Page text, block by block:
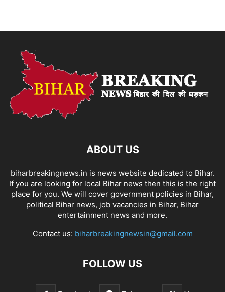
ABOUT US
biharbreakingnews.in is news website dedicated to Bihar.
If you are looking for local Bihar news then this is the right
place for you. We will cover government policies in Bihar,
political Bihar news, job vacancies in Bihar, Bihar
entertainment news and more.
Contact us: biharbreakingnewsin@gmail.com
FOLLOW US